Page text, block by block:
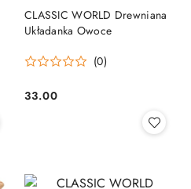
CLASSIC WORLD Drewniana
Układanka Owoce
(0)
Cena:
33.00